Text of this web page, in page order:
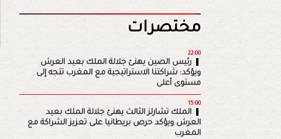
مختصرات
22:00
رئيس الصين يهنئ جلالة الملك بعيد العرش
ويؤكد: شراكتنا الاستراتيجية مع المغرب تتجه إلى
مستوى أعلى
15:00
الملك تشارلز الثالث يهنئ جلالة الملك بعيد
العرش ويؤكد حرص بريطانيا على تعزيز الشراكة مع
المغرب